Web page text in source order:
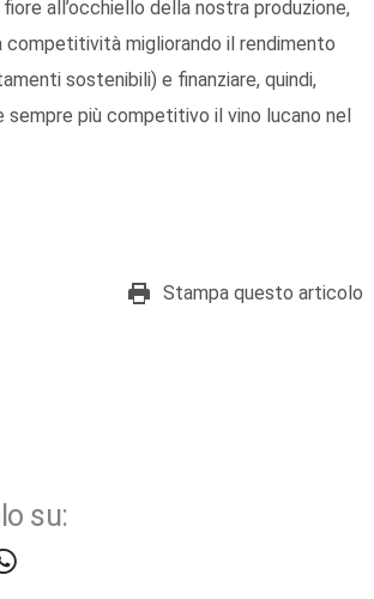
all’occhiello della nostra produzione,
migliorando il rendimento
sostenibili) e finanziare, quindi,
più competitivo il vino lucano nel
Stampa questo articolo
su: